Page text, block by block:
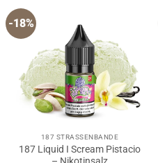
-18%
187 STRASSENBANDE
187 Liquid I Scream Pistacio
– Nikotinsalz